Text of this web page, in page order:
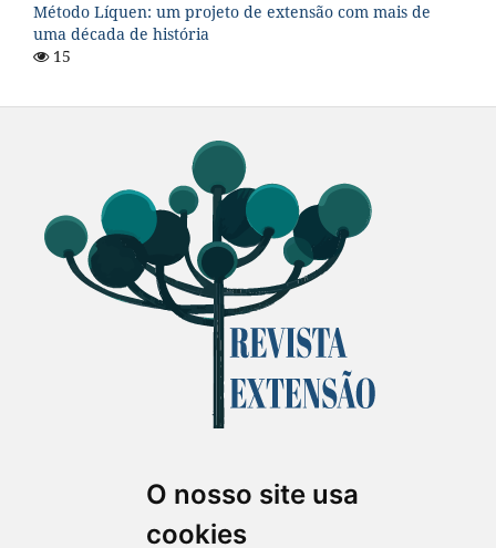
O nosso site usa
cookies
Método Líquen: um projeto de extensão com mais de
uma década de história
15
Revista Extensão em Foco